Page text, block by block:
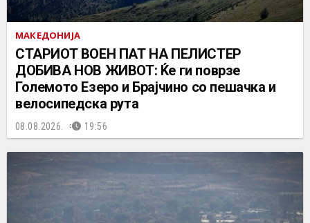
МАКЕДОНИЈА
СТАРИОТ ВОЕН ПАТ НА ПЕЛИСТЕР
ДОБИВА НОВ ЖИВОТ: Ќе ги поврзе
Големото Езеро и Брајчино со пешачка и
велосипедска рута
08.08.2026. 19:56